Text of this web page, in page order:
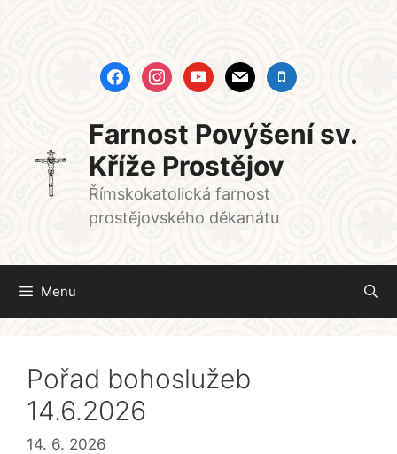
facebookinstagramyoutubemail mobile
Farnost Povýšení sv.
Kříže Prostějov
Římskokatolická farnost
prostějovského děkanátu
Menu
Pořad bohoslužeb
14.6.2026
14. 6. 2026